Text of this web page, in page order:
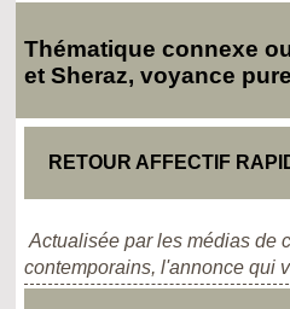
Thématique connexe
et Sheraz, voyance pure
RETOUR AFFECTIF
Actualisée par les médias de
contemporains, l'annonce qui